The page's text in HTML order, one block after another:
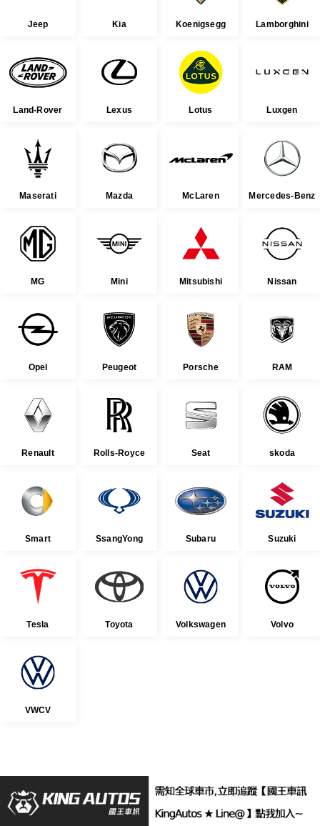
Jeep Kia Koenigsegg Lamborghini
Land-Rover Lexus Lotus Luxgen
Maserati Mazda McLaren Mercedes-Benz
MG Mini Mitsubishi Nissan
Opel Peugeot Porsche RAM
Renault Rolls-Royce Seat skoda
Smart SsangYong Subaru Suzuki
Tesla Toyota Volkswagen Volvo
VWCV